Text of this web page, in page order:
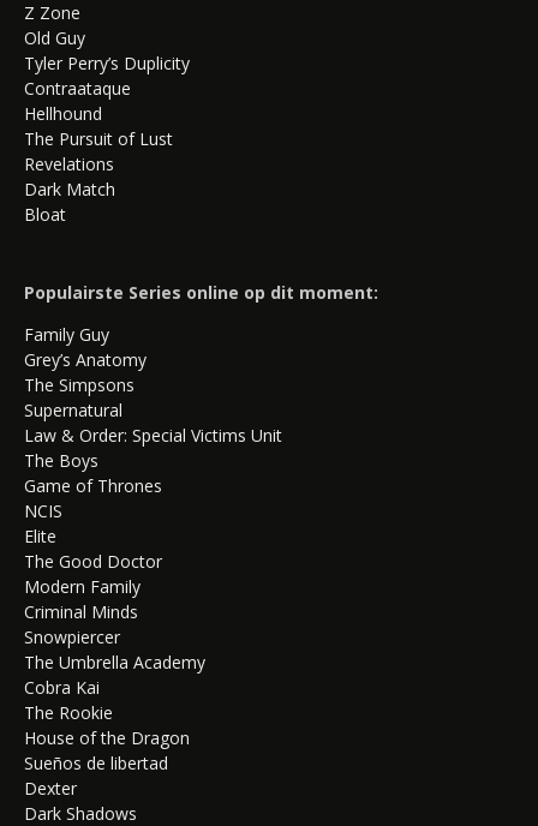
Z Zone
Old Guy
Tyler Perry’s Duplicity
Contraataque
Hellhound
The Pursuit of Lust
Revelations
Dark Match
Bloat
Populairste Series online op dit moment:
Family Guy
Grey’s Anatomy
The Simpsons
Supernatural
Law & Order: Special Victims Unit
The Boys
Game of Thrones
NCIS
Elite
The Good Doctor
Modern Family
Criminal Minds
Snowpiercer
The Umbrella Academy
Cobra Kai
The Rookie
House of the Dragon
Sueños de libertad
Dexter
Dark Shadows